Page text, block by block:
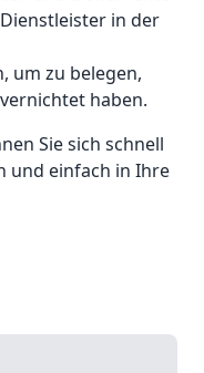
in der
um zu belegen,
haben.
Sie sich schnell
und einfach in Ihre